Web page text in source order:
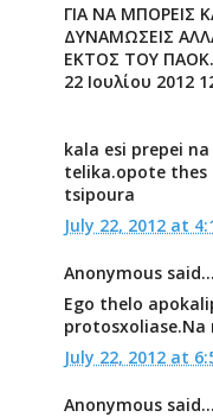
ΓΙΑ ΝΑ ΜΠΟΡΕΙΣ
ΔΥΝΑΜΩΣΕΙΣ
ΕΚΤΟΣ ΤΟΥ ΠΑΟΚ.
22 Ιουλίου 2012
kala esi prepei
telika.opote thes
tsipoura
July 22, 2012 at
Anonymous said...
Ego thelo
July 22, 2012 at
Anonymous said...